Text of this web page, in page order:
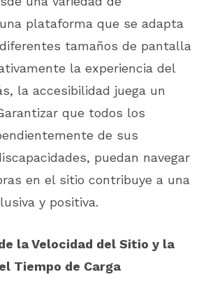
plataforma que se adapta
tamaños de pantalla
la experiencia del
la accesibilidad juega un
que todos los
de sus
puedan navegar
en el sitio contribuye a una
y positiva.
la Velocidad del Sitio y la
Tiempo de Carga